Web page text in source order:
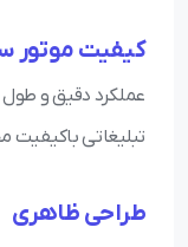
کیفیت موتور
عملکرد دقیق و
تبلیغاتی
طراحی ظاهری